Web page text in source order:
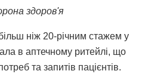
здоров'я
ніж 20-річним стажем у
в аптечному ритейлі, що
та запитів пацієнтів.